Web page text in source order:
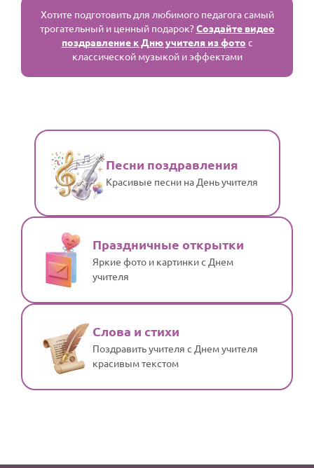
Хотите подготовить для любимого педагога самый
трогательный и ценный подарок?Создайте видео
поздравление к Дню учителя из фото с
классической музыкой и эффектами
Песни поздравления
Красивые песни на День учителя
Праздничные открытки
Яркие фото и картинки с Днем
учителя
Слова и стихи
Поздравить учителя с Днем учителя
красивым текстом